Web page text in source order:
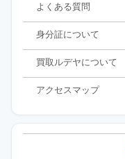
よくある質問
身分証について
買取ルデヤについて
アクセスマップ